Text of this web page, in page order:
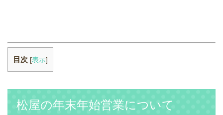
目次 [表示]
松屋の年末年始営業について